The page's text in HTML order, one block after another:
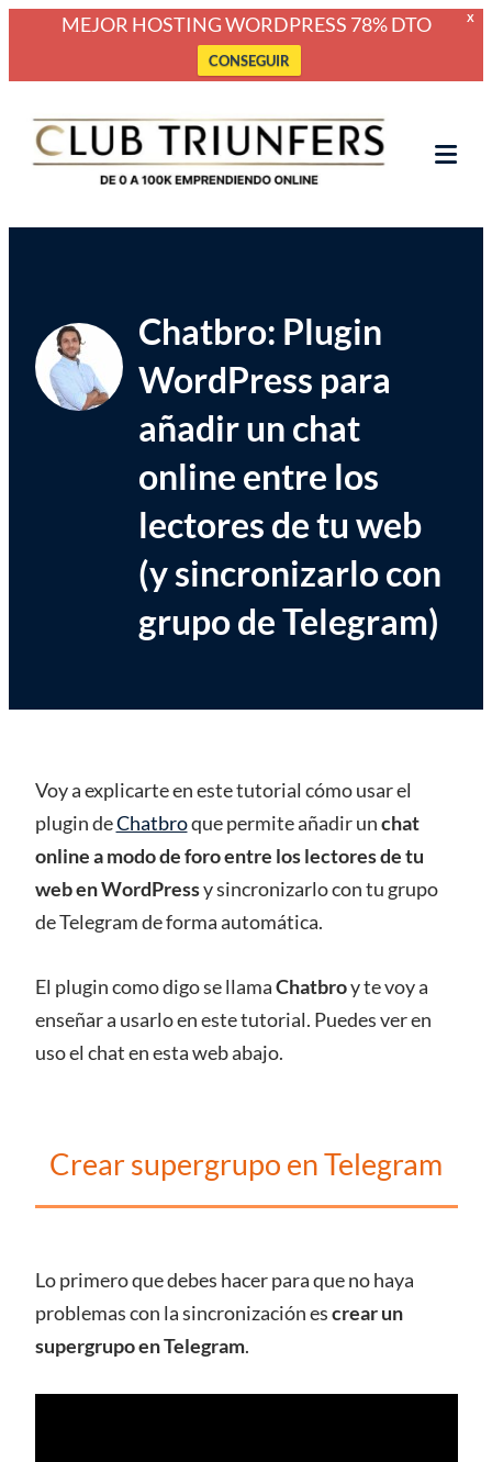
X
MEJOR HOSTING WORDPRESS 78% DTO
CONSEGUIR
contenido
Club Triunfers
Club de Emprendedores Online
Chatbro: Plugin
WordPress para
añadir un chat
online entre los
lectores de tu web
(y sincronizarlo con
grupo de Telegram)
Voy a explicarte en este tutorial cómo usar el
plugin deChatbroque permite añadir unchat
online a modo de foro entre los lectores de tu
web en WordPressy sincronizarlo con tu grupo
de Telegram de forma automática.
El plugin como digo se llamaChatbroy te voy a
enseñar a usarlo en este tutorial. Puedes ver en
uso el chat en esta web abajo.
Crear supergrupo en Telegram
Lo primero que debes hacer para que no haya
problemas con la sincronización escrear un
supergrupo en Telegram.